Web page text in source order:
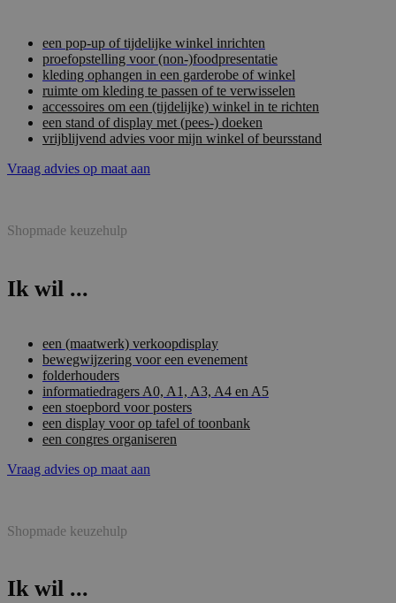
een pop-up of tijdelijke winkel inrichten
proefopstelling voor (non-)foodpresentatie
kleding ophangen in een garderobe of winkel
ruimte om kleding te passen of te verwisselen
accessoires om een (tijdelijke) winkel in te richten
een stand of display met (pees-) doeken
vrijblijvend advies voor mijn winkel of beursstand
Vraag advies op maat aan
Shopmade keuzehulp
Ik wil ...
een (maatwerk) verkoopdisplay
bewegwijzering voor een evenement
folderhouders
informatiedragers A0, A1, A3, A4 en A5
een stoepbord voor posters
een display voor op tafel of toonbank
een congres organiseren
Vraag advies op maat aan
Shopmade keuzehulp
Ik wil ...